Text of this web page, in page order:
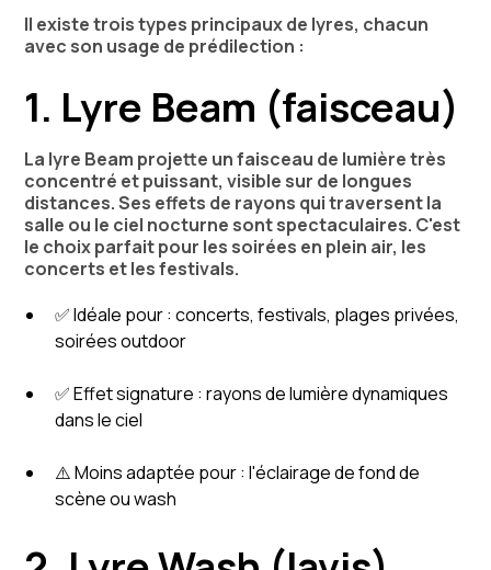
Il existe trois types principaux de lyres, chacun
avec son usage de prédilection :
1. Lyre Beam (faisceau)
La lyre Beam projette un faisceau de lumière très
concentré et puissant, visible sur de longues
distances. Ses effets de rayons qui traversent la
salle ou le ciel nocturne sont spectaculaires. C'est
le choix parfait pour les soirées en plein air, les
concerts et les festivals.
✅ Idéale pour : concerts, festivals, plages privées,
soirées outdoor
✅ Effet signature : rayons de lumière dynamiques
dans le ciel
⚠️ Moins adaptée pour : l'éclairage de fond de
scène ou wash